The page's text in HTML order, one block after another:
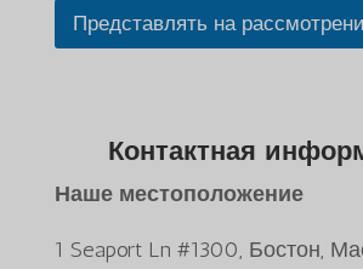
Представлять на
Контактная
Наше местоположение
1 Seaport Ln #1300, Бостон,